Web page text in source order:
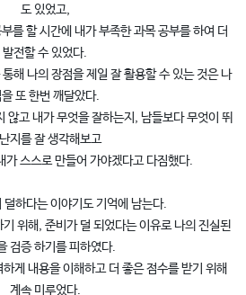
도 있었고,
를 할 시간에 내가 부족한 과목 공부를 하여 더
발전할 수 있었다.
해 나의 장점을 제일 잘 활용할 수 있는 것은 나
을 또 한번 깨달았다.
않고 내가 무엇을 잘하는지, 남들보다 무엇이 뛰
지를 잘 생각해보고
가 스스로 만들어 가야겠다고 다짐했다.
덜하다는 이야기도 기억에 남는다.
위해, 준비가 덜 되었다는 이유로 나의 진실된
검증 하기를 피하였다.
게 내용을 이해하고 더 좋은 점수를 받기 위해
계속 미루었다.